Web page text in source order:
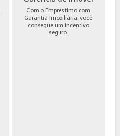
Com o Empréstimo com
Garantia Imobiliária, você
consegue um incentivo
seguro.